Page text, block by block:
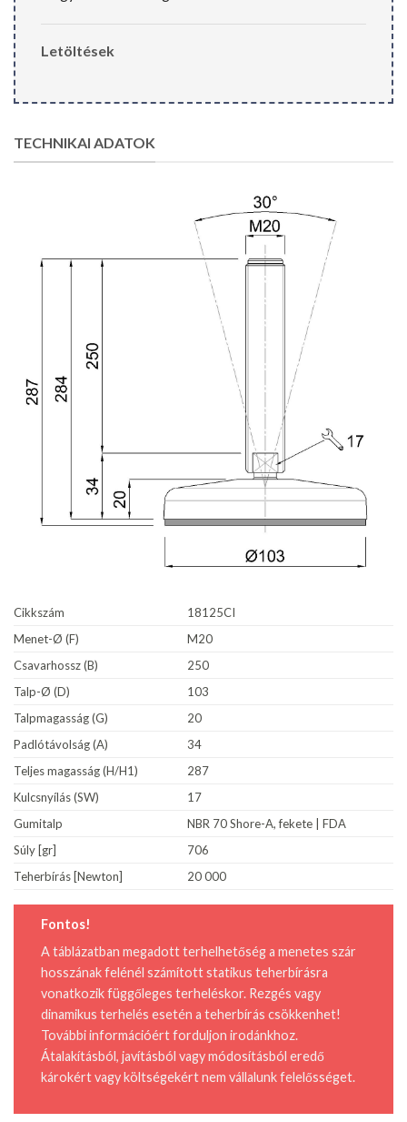
Letöltések
TECHNIKAI ADATOK
Cikkszám
18125CI
Menet-Ø (F)
M20
Csavarhossz (B)
250
Talp-Ø (D)
103
Talpmagasság (G)
20
Padlótávolság (A)
34
Teljes magasság (H/H1)
287
Kulcsnyílás (SW)
17
Gumitalp
NBR 70 Shore-A, fekete | FDA
Súly [gr]
706
Teherbírás [Newton]
20 000
Fontos!
A táblázatban megadott terhelhetőség a menetes szár
hosszának felénél számított statikus teherbírásra
vonatkozik függőleges terheléskor. Rezgés vagy
dinamikus terhelés esetén a teherbírás csökkenhet!
További információért forduljon irodánkhoz.
Átalakításból, javításból vagy módosításból eredő
károkért vagy költségekért nem vállalunk felelősséget.